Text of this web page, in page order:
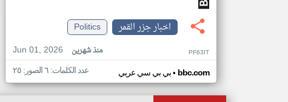
اخبار جزر القمر
Politics
Jun 01, 2026
منذ شهرين PF63IT
بي بي سي عربي• bbc.com عدد الكلمات: ٦ الصور: ٢٥